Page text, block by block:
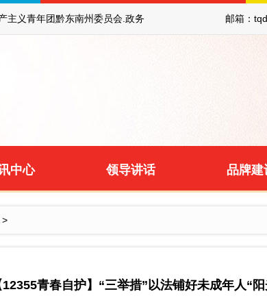
义青年团黔东南州委员会.政务 邮箱：
中心 领导讲话 品牌建
>
12355青春自护】“三举措”以法铺好未成年人“